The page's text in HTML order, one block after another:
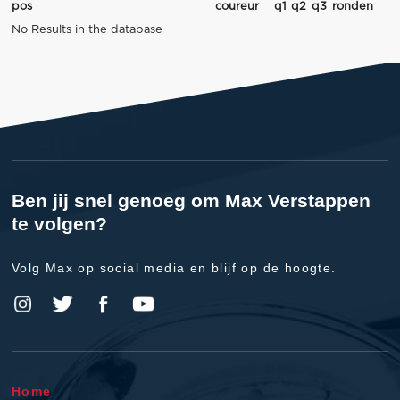
pos coureur q1 q2 q3 ronden
No Results in the database
Ben jij snel genoeg om Max Verstappen
te volgen?
Volg Max op social media en blijf op de hoogte.
Home